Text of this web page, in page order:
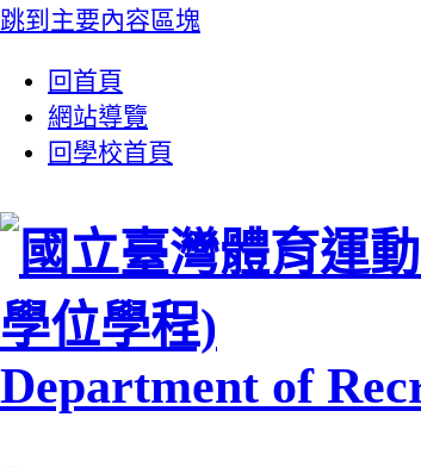
跳到主要內容區塊
回首頁
網站導覽
回學校首頁
學位學程)
Department of